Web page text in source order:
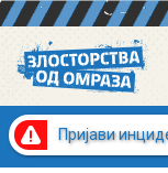
Пријави